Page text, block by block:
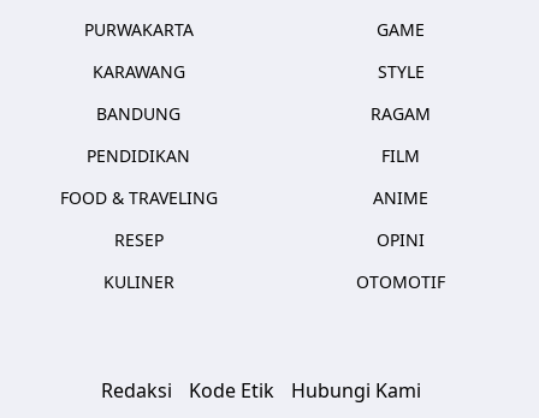
PURWAKARTA
KARAWANG
BANDUNG
PENDIDIKAN
FOOD & TRAVELING
RESEP
KULINER
GAME
STYLE
RAGAM
FILM
ANIME
OPINI
OTOMOTIF
Redaksi Kode Etik Hubungi Kami